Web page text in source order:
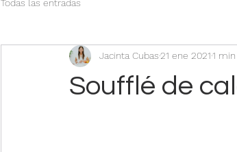
Todas las entradas
Soufflé de
Jacinta Cubas21 ene 2021 1